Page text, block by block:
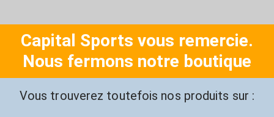
Capital Sports vous remercie.
Nous fermons notre boutique
Vous trouverez toutefois nos produits sur :